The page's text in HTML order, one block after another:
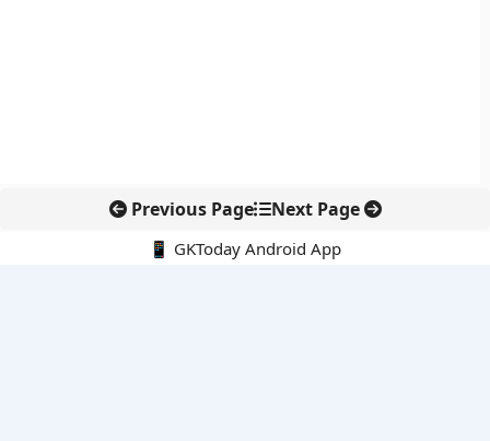
Previous Page Next Page
📱 GKToday Android App